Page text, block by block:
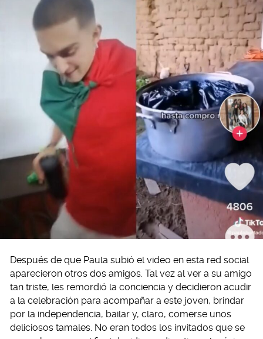
Después de que Paula subió el video en esta red social
aparecieron otros dos amigos. Tal vez al ver a su amigo
tan triste, les remordió la conciencia y decidieron acudir
a la celebración para acompañar a este joven, brindar
por la independencia, bailar y, claro, comerse unos
deliciosos tamales. No eran todos los invitados que se